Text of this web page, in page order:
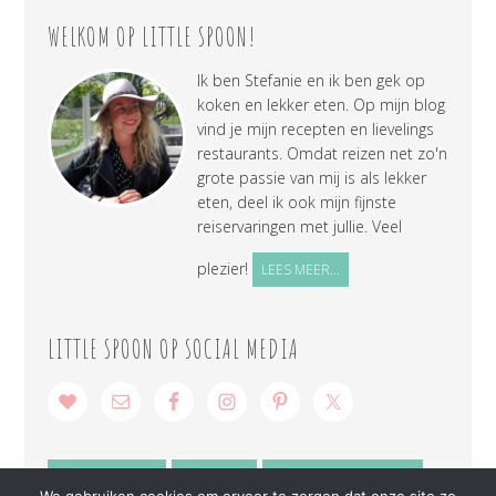
WELKOM OP LITTLE SPOON!
Ik ben Stefanie en ik ben gek op
koken en lekker eten. Op mijn blog
vind je mijn recepten en lievelings
restaurants. Omdat reizen net zo'n
grote passie van mij is als lekker
eten, deel ik ook mijn fijnste
reiservaringen met jullie. Veel
plezier!
LEES MEER...
LITTLE SPOON OP SOCIAL MEDIA